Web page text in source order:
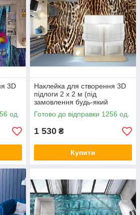
3D
од.
Наклейка для створення 3D
підлоги 2 х 2 м (під
замовлення будь-який
розмір) із захисною
ламінацією (БП-pol_mx009)
Готово до відправки 1256 од.
1 530 ₴
Купити